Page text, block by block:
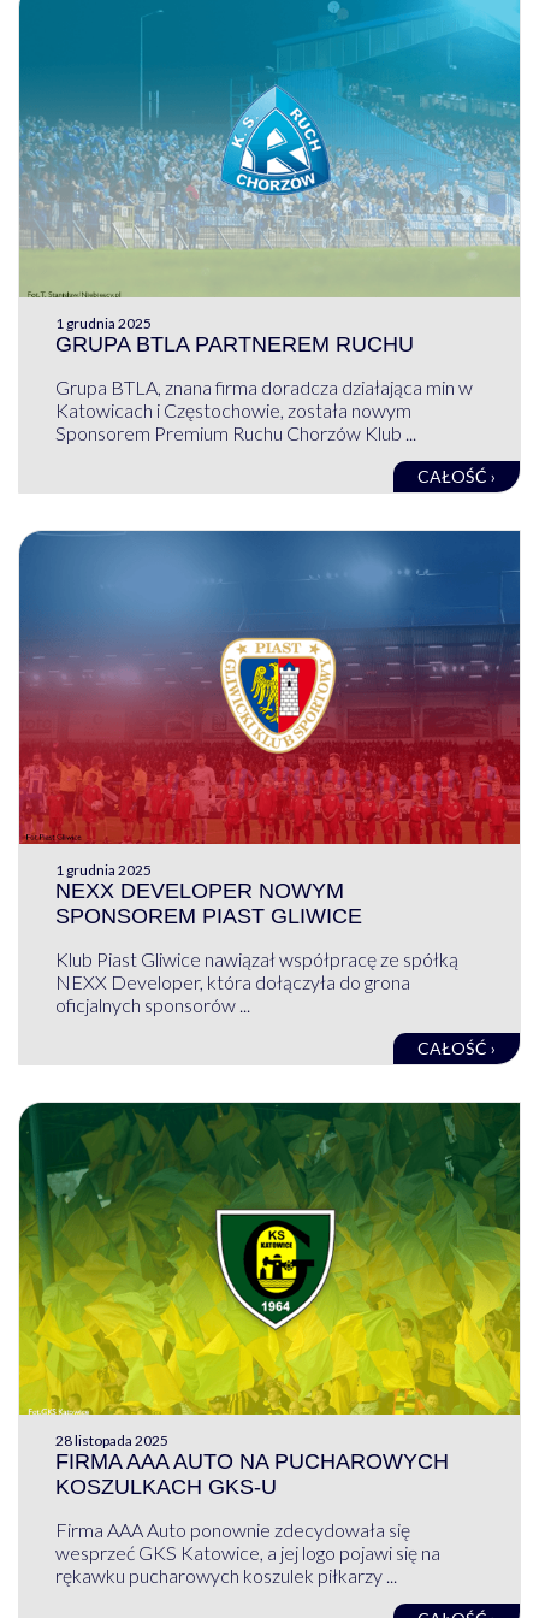
1 grudnia 2025
GRUPA BTLA PARTNEREM RUCHU
Grupa BTLA, znana firma doradcza działająca min w
Katowicach i Częstochowie, została nowym
Sponsorem Premium Ruchu Chorzów Klub ...
CAŁOŚĆ ›
1 grudnia 2025
NEXX DEVELOPER NOWYM
SPONSOREM PIAST GLIWICE
Klub Piast Gliwice nawiązał współpracę ze spółką
NEXX Developer, która dołączyła do grona
oficjalnych sponsorów ...
CAŁOŚĆ ›
28 listopada 2025
FIRMA AAA AUTO NA PUCHAROWYCH
KOSZULKACH GKS-U
Firma AAA Auto ponownie zdecydowała się
wesprzeć GKS Katowice, a jej logo pojawi się na
rękawku pucharowych koszulek piłkarzy ...